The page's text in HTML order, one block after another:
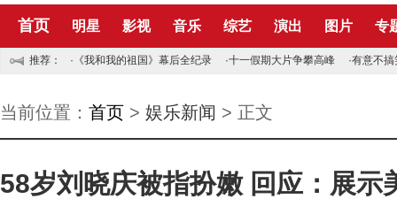
首页 明星 影视 音乐 综艺 演出 图片 专
推荐： · 《我和我的祖国》幕后全纪录 ·十一假期大片争攀高峰 ·有意不搞
当前位置： 首页 > 娱乐新闻 > 正文
58岁刘晓庆被指扮嫩 回应：展示